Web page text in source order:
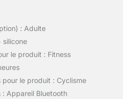
: Adulte
silicone
le produit : Fitness
pour le produit : Cyclisme
Appareil Bluetooth